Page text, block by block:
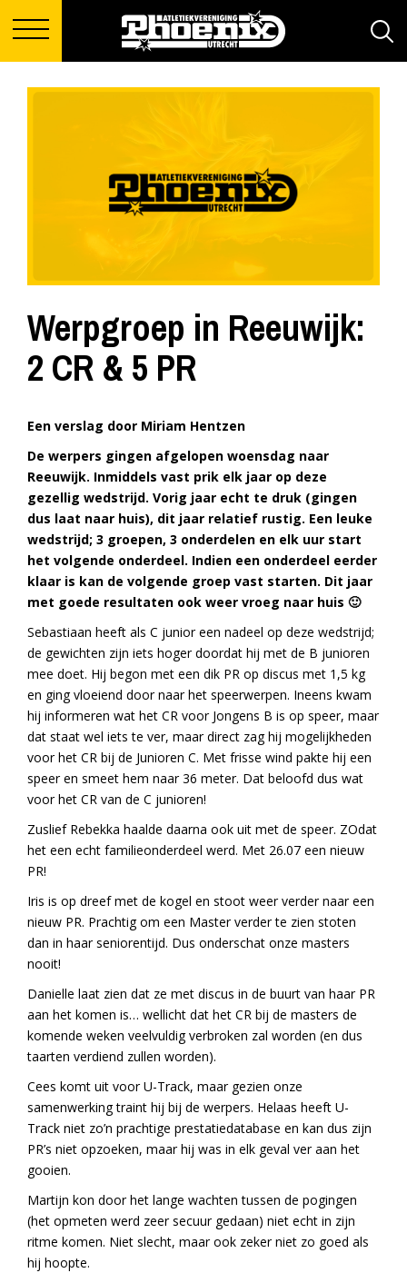
Werpgroep in Reeuwijk:
2 CR & 5 PR
Een verslag door Miriam Hentzen
De werpers gingen afgelopen woensdag naar
Reeuwijk. Inmiddels vast prik elk jaar op deze
gezellig wedstrijd. Vorig jaar echt te druk (gingen
dus laat naar huis), dit jaar relatief rustig. Een leuke
wedstrijd; 3 groepen, 3 onderdelen en elk uur start
het volgende onderdeel. Indien een onderdeel eerder
klaar is kan de volgende groep vast starten. Dit jaar
met goede resultaten ook weer vroeg naar huis 🙂
Sebastiaan heeft als C junior een nadeel op deze wedstrijd;
de gewichten zijn iets hoger doordat hij met de B junioren
mee doet. Hij begon met een dik PR op discus met 1,5 kg
en ging vloeiend door naar het speerwerpen. Ineens kwam
hij informeren wat het CR voor Jongens B is op speer, maar
dat staat wel iets te ver, maar direct zag hij mogelijkheden
voor het CR bij de Junioren C. Met frisse wind pakte hij een
speer en smeet hem naar 36 meter. Dat beloofd dus wat
voor het CR van de C junioren!
Zuslief Rebekka haalde daarna ook uit met de speer. ZOdat
het een echt familieonderdeel werd. Met 26.07 een nieuw
PR!
Iris is op dreef met de kogel en stoot weer verder naar een
nieuw PR. Prachtig om een Master verder te zien stoten
dan in haar seniorentijd. Dus onderschat onze masters
nooit!
Danielle laat zien dat ze met discus in de buurt van haar PR
aan het komen is… wellicht dat het CR bij de masters de
komende weken veelvuldig verbroken zal worden (en dus
taarten verdiend zullen worden).
Cees komt uit voor U-Track, maar gezien onze
samenwerking traint hij bij de werpers. Helaas heeft U-
Track niet zo’n prachtige prestatiedatabase en kan dus zijn
PR’s niet opzoeken, maar hij was in elk geval ver aan het
gooien.
Martijn kon door het lange wachten tussen de pogingen
(het opmeten werd zeer secuur gedaan) niet echt in zijn
ritme komen. Niet slecht, maar ook zeker niet zo goed als
hij hoopte.